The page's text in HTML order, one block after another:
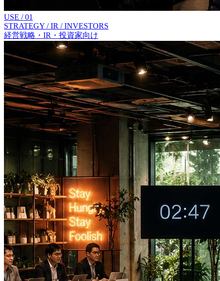
USE /01
STRATEGY / IR / INVESTORS
経営戦略・IR・投資家向け